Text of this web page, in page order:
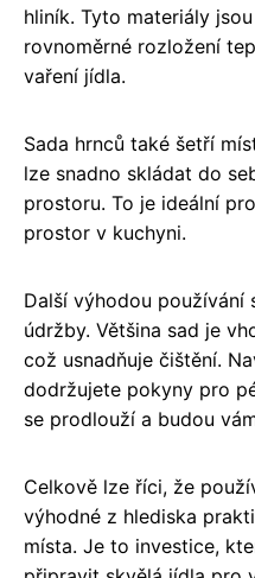
hliník. Tyto materiály
rovnoměrné rozložení
vaření jídla.
Sada hrnců také šetří
lze snadno skládat do
prostoru. To je ideální
prostor v kuchyni.
Další výhodou používání
údržby. Většina sad je
což usnadňuje čištění.
dodržujete pokyny pro
se prodlouží a budou
Celkově lze říci, že
výhodné z hlediska
místa. Je to investice,